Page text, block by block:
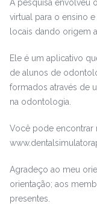
A pesquisa envolveu
virtual para o ensino
locais dando origem
Ele é um aplicativo
de alunos de
formados através de
na odontologia.
Você pode encontrar
Agradeço ao meu
orientação; aos
presentes.